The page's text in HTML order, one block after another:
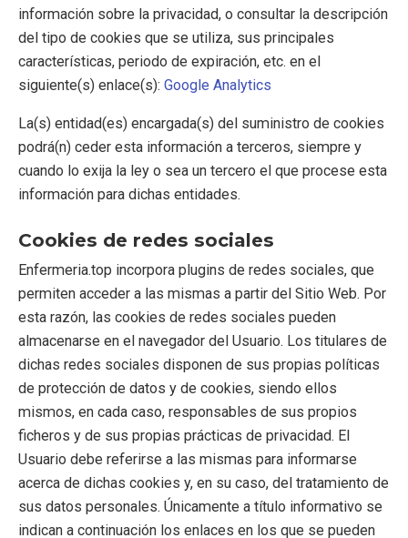
información sobre la privacidad, o consultar la descripción
del tipo de cookies que se utiliza, sus principales
características, periodo de expiración, etc. en el
siguiente(s) enlace(s): Google Analytics
La(s) entidad(es) encargada(s) del suministro de cookies
podrá(n) ceder esta información a terceros, siempre y
cuando lo exija la ley o sea un tercero el que procese esta
información para dichas entidades.
Cookies de redes sociales
Enfermeria.top incorpora plugins de redes sociales, que
permiten acceder a las mismas a partir del Sitio Web. Por
esta razón, las cookies de redes sociales pueden
almacenarse en el navegador del Usuario. Los titulares de
dichas redes sociales disponen de sus propias políticas
de protección de datos y de cookies, siendo ellos
mismos, en cada caso, responsables de sus propios
ficheros y de sus propias prácticas de privacidad. El
Usuario debe referirse a las mismas para informarse
acerca de dichas cookies y, en su caso, del tratamiento de
sus datos personales. Únicamente a título informativo se
indican a continuación los enlaces en los que se pueden